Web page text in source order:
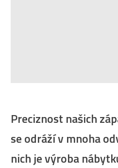
Preciznost našich
se odráží v mnoha
nich je výroba